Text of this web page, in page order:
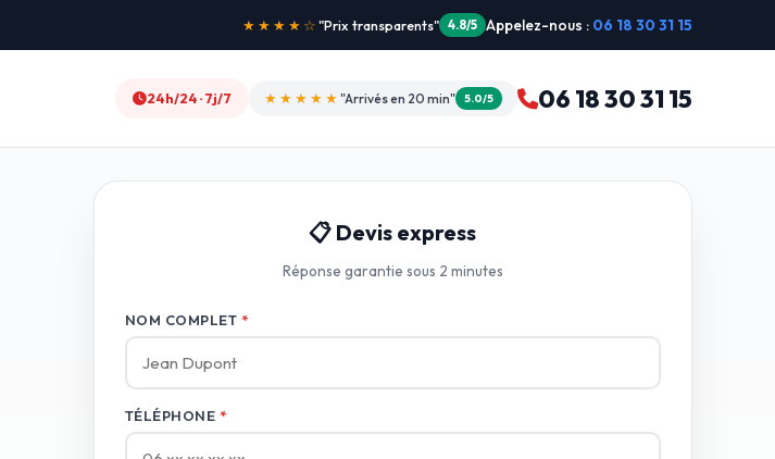
★★★★★ "Intervention dimanche" 5.0/5 Appelez-nous : 06 18 30 31 15
24h/24 · 7j/7 ★★★★★ "Arrivés en 20 min" 5.0/5 06 18 30 31 15
📋 Devis express
Réponse garantie sous 2 minutes
NOM COMPLET *
TÉLÉPHONE *